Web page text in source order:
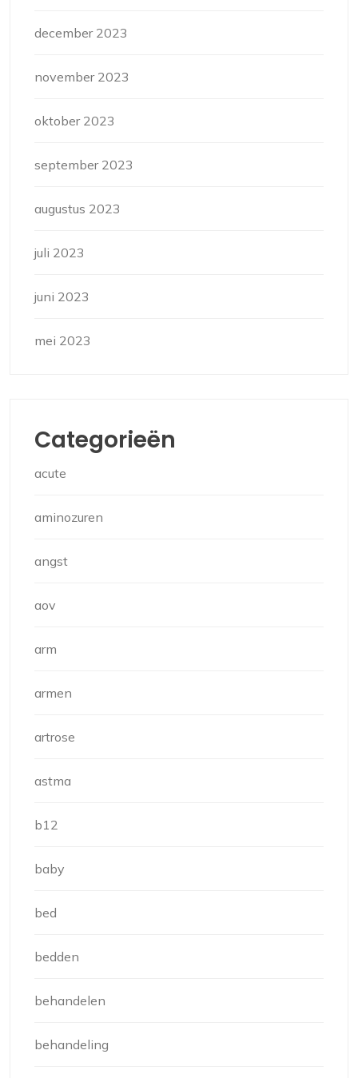
december 2023
november 2023
oktober 2023
september 2023
augustus 2023
juli 2023
juni 2023
mei 2023
Categorieën
acute
aminozuren
angst
aov
arm
armen
artrose
astma
b12
baby
bed
bedden
behandelen
behandeling